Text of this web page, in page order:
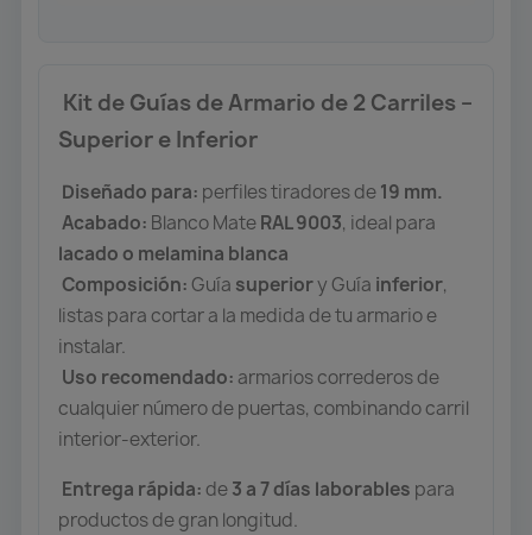
Kit de Guías de Armario de 2 Carriles –
Superior e Inferior
Diseñado para: perfiles tiradores de19 mm.
Acabado: Blanco MateRAL 9003, ideal para
lacado o melamina blanca
Composición: Guía superiory Guía inferior,
listas para cortar a la medida de tu armario e
instalar.
Uso recomendado: armarios correderos de
cualquier número de puertas, combinando carril
interior-exterior.
Entrega rápida: de3 a 7 días laborables para
productos de gran longitud.